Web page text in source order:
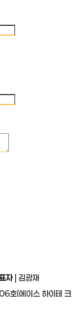
자| 김광재
호(에이스 하이테 크